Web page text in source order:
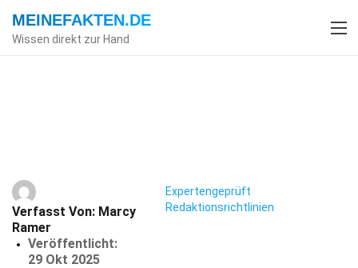
MEINEFAKTEN.DE
Wissen direkt zur Hand
Verfasst Von: Marcy
Ramer
Veröffentlicht:
29 Okt 2025
Expertengeprüft
Redaktionsrichtlinien